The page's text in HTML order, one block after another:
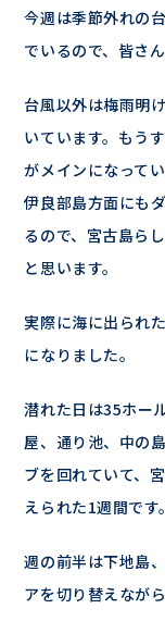
今週は季節外れの
でいるので、皆さ
台風以外は梅雨明
いています。もう
がメインになって
伊良部島方面にも
るので、宮古島ら
と思います。
実際に海に出られ
になりました。
潜れた日は35ホー
屋、通り池、中の
ブを回れていて、
えられた1週間です。
週の前半は下地島
アを切り替えなが